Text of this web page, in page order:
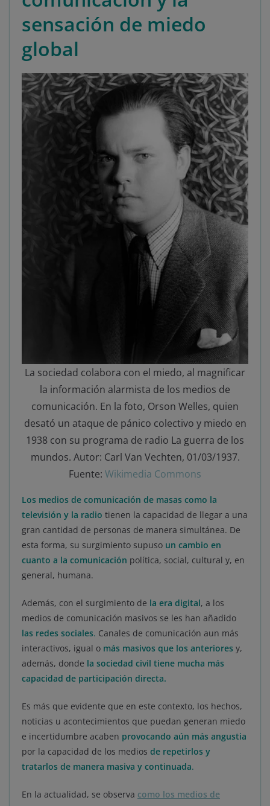
sensación de miedo
global
La sociedad colabora con el miedo, al magnificar
la información alarmista de los medios de
comunicación. En la foto, Orson Welles, quien
desató un ataque de pánico colectivo y miedo en
1938 con su programa de radio La guerra de los
mundos. Autor: Carl Van Vechten, 01/03/1937.
Fuente: Wikimedia Commons
Los medios de comunicación de masas como la
televisión y la radio tienen la capacidad de llegar a una
gran cantidad de personas de manera simultánea. De
esta forma, su surgimiento supuso un cambio en
cuanto a la comunicación política, social, cultural y, en
general, humana.
Además, con el surgimiento de la era digital, a los
medios de comunicación masivos se les han añadido
las redes sociales. Canales de comunicación aun más
interactivos, igual o más masivos que los anteriores y,
además, donde la sociedad civil tiene mucha más
capacidad de participación directa.
Es más que evidente que en este contexto, los hechos,
noticias u acontecimientos que puedan generan miedo
e incertidumbre acaben provocando aún más angustia
por la capacidad de los medios de repetirlos y
tratarlos de manera masiva y continuada.
En la actualidad, se observa como los medios de